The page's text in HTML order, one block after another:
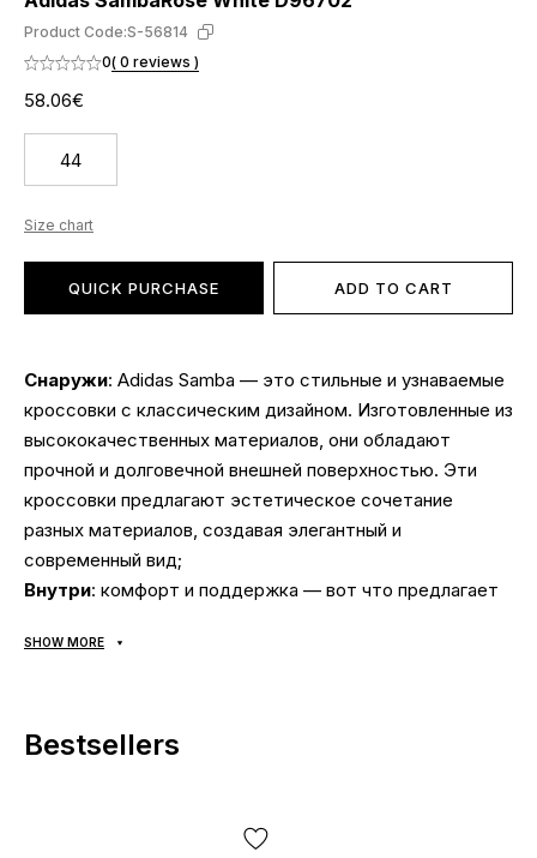
Product Code:S-56814
0( 0 reviews )
58.06€
44
Size chart
QUICK PURCHASE ADD TO CART
Снаружи: Adidas Samba — это стильные и узнаваемые
кроссовки с классическим дизайном. Изготовленные из
высококачественных материалов, они обладают
прочной и долговечной внешней поверхностью. Эти
кроссовки предлагают эстетическое сочетание
разных материалов, создавая элегантный и
современный вид;
Внутри: комфорт и поддержка — вот что предлагает
подкладкой и анатомической стелькой они
воздухопроницаемость, что помогает сохранять ноги
подошвой, которая обеспечивает отличное сцепление
SHOW MORE
Bestsellers